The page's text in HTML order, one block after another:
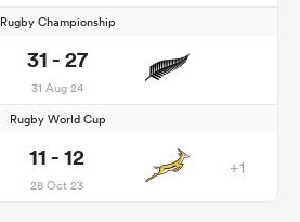
Rugby Championship
31 - 27
31 Aug 24
Rugby World Cup
11 - 12
28 Oct 23
+1